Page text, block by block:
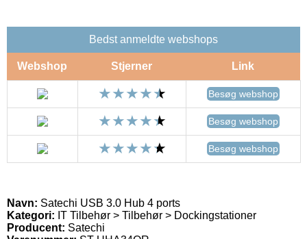
Bedst anmeldte webshops
Webshop Stjerner Link
Besøg webshop
Besøg webshop
Besøg webshop
Navn: Satechi USB 3.0 Hub 4 ports
Kategori: IT Tilbehør > Tilbehør > Dockingstationer
Producent: Satechi